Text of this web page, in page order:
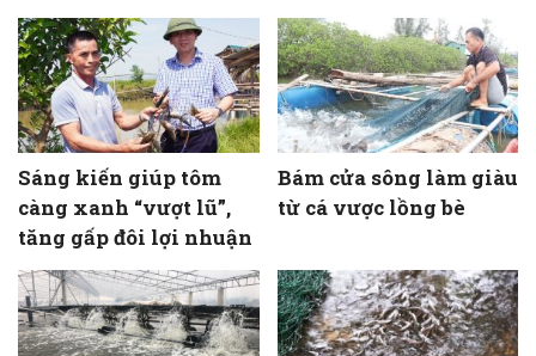
Sáng kiến giúp tôm
càng xanh “vượt lũ”,
tăng gấp đôi lợi nhuận
Bám cửa sông làm giàu
từ cá vược lồng bè